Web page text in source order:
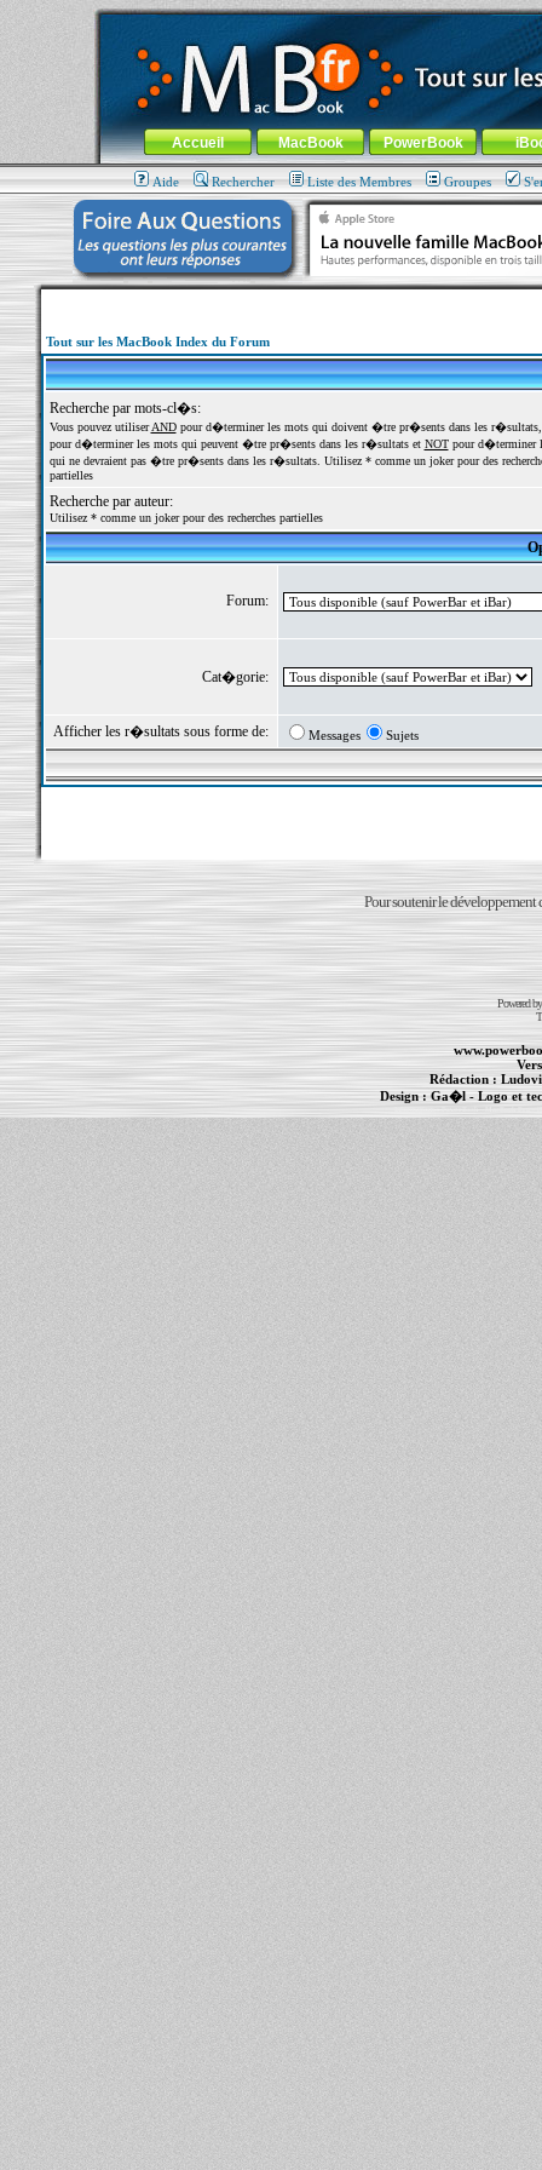
MacBook-fr.com : 100% Apple... 100% nomade !
Aller au contenu-Aller au menu général-Aller au menu de
Menu général
Accueil MacBook PowerBook
Aide Rechercher Liste des Membres Groupes
Tout sur les MacBook Index du Forum
Recherche par mots-cl�s:
Vous pouvez utiliserANDpour d�terminer les mots qui doivent �tre pr�sents dans les
pour d�terminer les mots qui peuvent �tre pr�sents dans les r�sultats et NOTpour d�terminer
qui ne devraient pas �tre pr�sents dans les r�sultats. Utilisez * comme un joker pour des
partielles
Recherche par auteur:
Utilisez * comme un joker pour des recherches partielles
Forum:
Cat�gorie:
Afficher les r�sultats sous forme de: Messages Sujets
Pour soutenir le développement
Powered
Rédaction :
Design : Ga�l- Logo et